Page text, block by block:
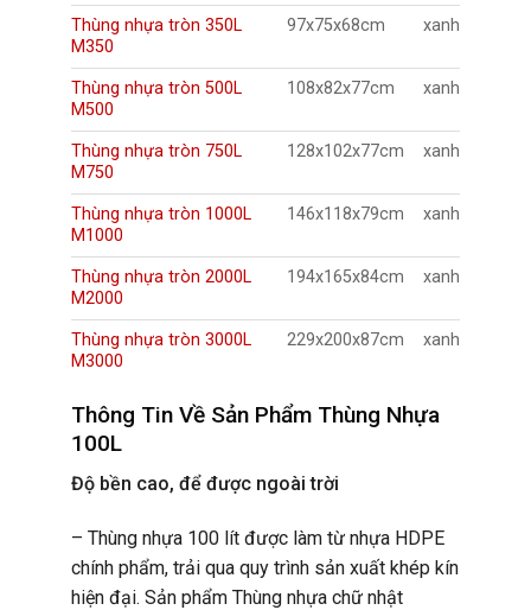
Thùng nhựa tròn 350L
M350
97x75x68cm xanh
Thùng nhựa tròn 500L
M500
108x82x77cm xanh
Thùng nhựa tròn 750L
M750
128x102x77cm xanh
Thùng nhựa tròn 1000L
M1000
146x118x79cm xanh
Thùng nhựa tròn 2000L
M2000
194x165x84cm xanh
Thùng nhựa tròn 3000L
M3000
229x200x87cm xanh
Thông Tin Về Sản Phẩm Thùng Nhựa
100L
Độ bền cao, để được ngoài trời
– Thùng nhựa 100 lít được làm từ nhựa HDPE
chính phẩm, trải qua quy trình sản xuất khép kín
hiện đại. Sản phẩm Thùng nhựa chữ nhật